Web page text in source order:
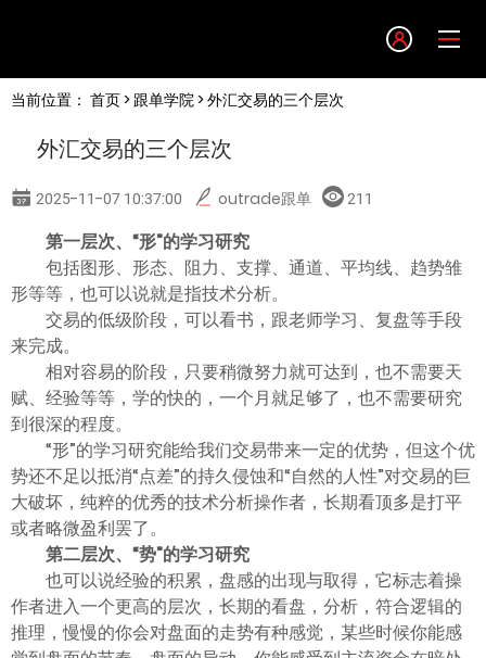
English
繁體中文
한글
日本語
Tiếng việt
ไทย
当前位置： 首页> 跟单学院> 外汇交易的三个层次
外汇交易的三个层次
2025-11-07 10:37:00 outrade跟单 211
第一层次、“形”的学习研究
包括图形、形态、阻力、支撑、通道、平均线、趋势雏
形等等，也可以说就是指技术分析。
交易的低级阶段，可以看书，跟老师学习、复盘等手段
来完成。
相对容易的阶段，只要稍微努力就可达到，也不需要天
赋、经验等等，学的快的，一个月就足够了，也不需要研究
到很深的程度。
“形”的学习研究能给我们交易带来一定的优势，但这个优
势还不足以抵消“点差”的持久侵蚀和“自然的人性”对交易的巨
大破坏，纯粹的优秀的技术分析操作者，长期看顶多是打平
或者略微盈利罢了。
第二层次、“势”的学习研究
也可以说经验的积累，盘感的出现与取得，它标志着操
作者进入一个更高的层次，长期的看盘，分析，符合逻辑的
推理，慢慢的你会对盘面的走势有种感觉，某些时候你能感